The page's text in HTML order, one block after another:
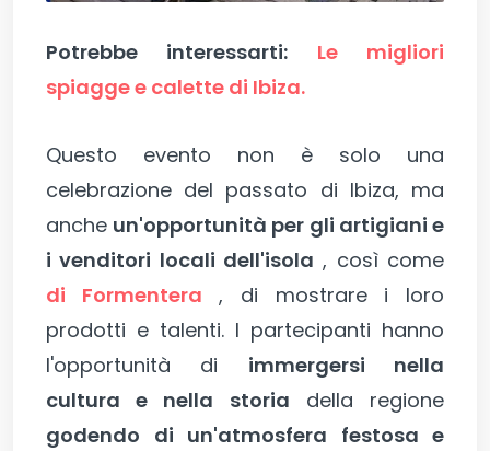
Potrebbe interessarti: Le migliori
spiagge e calette di Ibiza.
Questo evento non è solo una
celebrazione del passato di Ibiza, ma
anche un'opportunità per gli artigiani e
i venditori locali dell'isola , così come
di Formentera , di mostrare i loro
prodotti e talenti. I partecipanti hanno
l'opportunità di immergersi nella
cultura e nella storia della regione
godendo di un'atmosfera festosa e